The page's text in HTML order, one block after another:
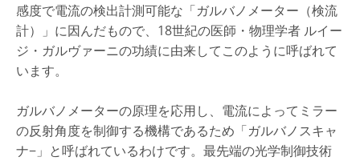
感度で電流の検出計測可能な「ガルバノメーター（検流
計）」に因んだもので、18世紀の医師・物理学者 ルイー
ジ・ガルヴァーニの功績に由来してこのように呼ばれて
います。
ガルバノメーターの原理を応用し、電流によってミラー
の反射角度を制御する機構であるため「ガルバノスキャ
ナ−」と呼ばれているわけです。最先端の光学制御技術